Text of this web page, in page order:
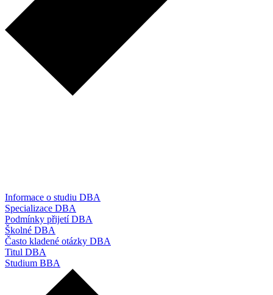
Informace o studiu DBA
Specializace DBA
Podmínky přijetí DBA
Školné DBA
Často kladené otázky DBA
Titul DBA
Studium BBA